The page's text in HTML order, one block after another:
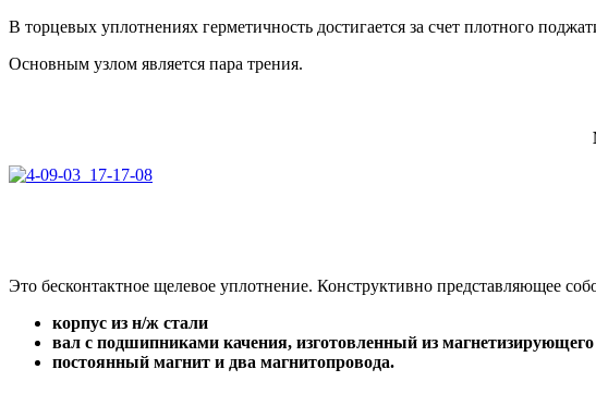
В торцевых уплотнениях герметичность достигается за счет плотного
Основным узлом является пара трения.
Это бесконтактное щелевое уплотнение. Конструктивно представляющее
корпус из н/ж стали
вал с подшипниками качения, изготовленный из
постоянный магнит и два магнитопровода.